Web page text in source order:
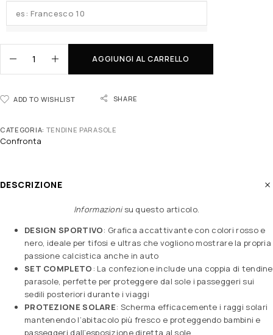
AGGIUNGI AL CARRELLO
ADD TO WISHLIST SHARE
CATEGORIA: TENDINE PARASOLE
Confronta
DESCRIZIONE
Informazionisu questo articolo.
DESIGN SPORTIVO: Grafica accattivante con colori rosso e
nero, ideale per tifosi e ultras che vogliono mostrare la propria
passione calcistica anche in auto
SET COMPLETO : La confezione include una coppia di tendine
parasole, perfette per proteggere dal sole i passeggeri sui
sedili posteriori durante i viaggi
PROTEZIONE SOLARE: Scherma efficacemente i raggi solari
mantenendo l’abitacolo più fresco e proteggendo bambini e
passeggeri dall’esposizione diretta al sole